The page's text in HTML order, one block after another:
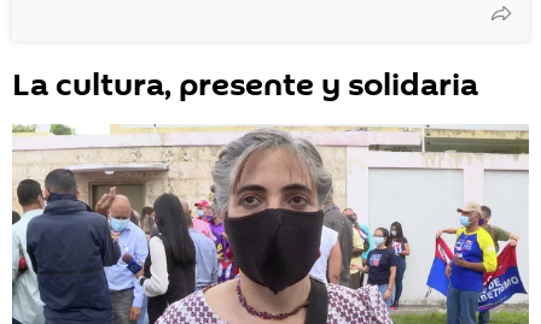
La cultura, presente y solidaria